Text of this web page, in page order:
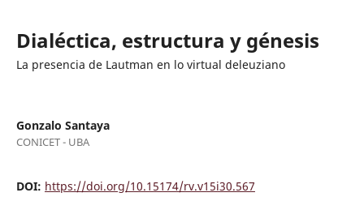
Dialéctica, estructura y génesis
La presencia de Lautman en lo virtual deleuziano
Gonzalo Santaya
CONICET - UBA
DOI: https://doi.org/10.15174/rv.v15i30.567